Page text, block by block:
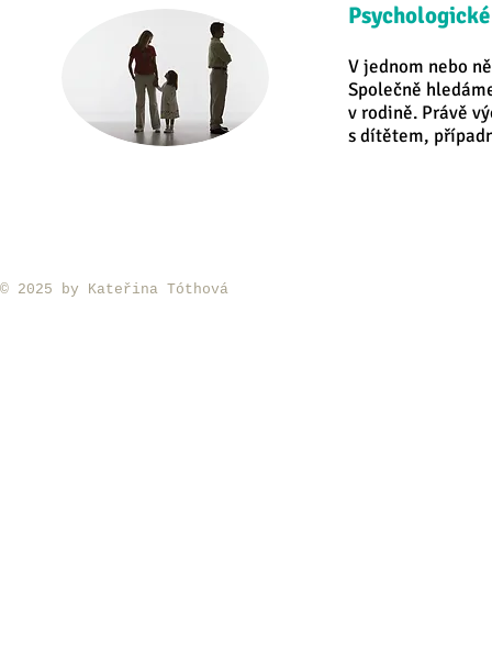
V jednom nebo
Společně
v rodině. Právě
s dítětem,
​© 2025 by Kateřina Tóthová